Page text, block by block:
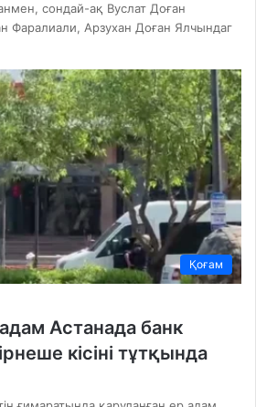
сондай-ақ Вуслат Доған
Фаралиали, Арзухан Доған Ялчындаг
Қоғам
Астанада банк
кісіні тұтқында